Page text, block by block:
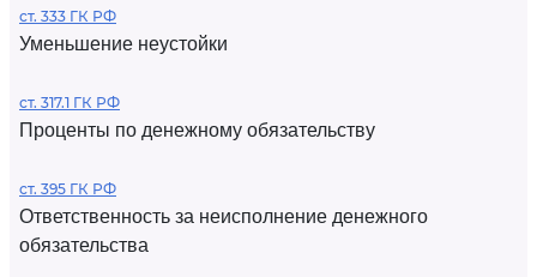
ст. 333 ГК РФ
Уменьшение неустойки
ст. 317.1 ГК РФ
Проценты по денежному обязательству
ст. 395 ГК РФ
Ответственность за неисполнение денежного
обязательства